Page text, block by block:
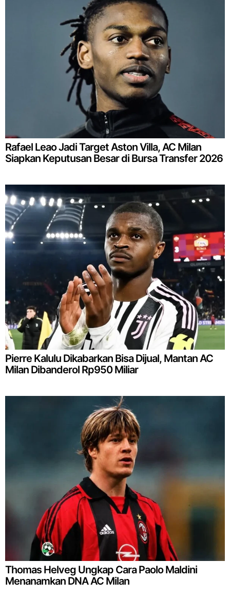
Rafael Leao Jadi Target Aston Villa, AC Milan
Siapkan Keputusan Besar di Bursa Transfer 2026
Pierre Kalulu Dikabarkan Bisa Dijual, Mantan AC
Milan Dibanderol Rp950 Miliar
Thomas Helveg Ungkap Cara Paolo Maldini
Menanamkan DNA AC Milan